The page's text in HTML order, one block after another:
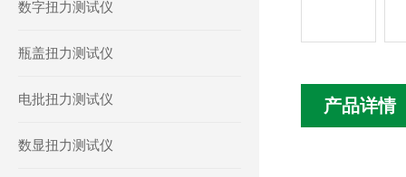
数字扭力测试仪
瓶盖扭力测试仪
电批扭力测试仪
数显扭力测试仪
产品详情